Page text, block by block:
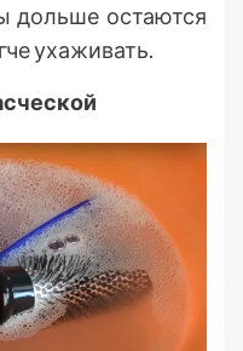
дольше остаются
ухаживать.